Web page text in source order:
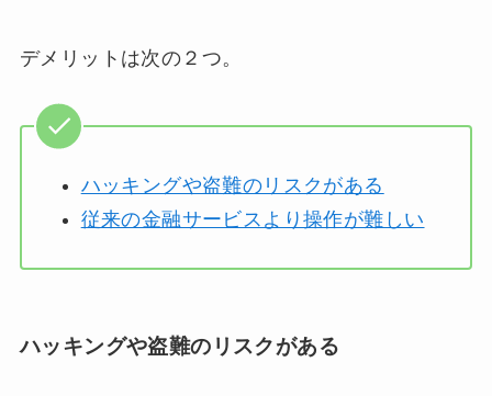
デメリットは次の２つ。
ハッキングや盗難のリスクがある
従来の金融サービスより操作が難しい
ハッキングや盗難のリスクがある